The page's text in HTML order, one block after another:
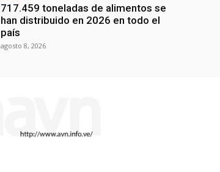
717.459 toneladas de alimentos se
han distribuido en 2026 en todo el
país
agosto 8, 2026